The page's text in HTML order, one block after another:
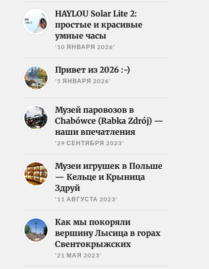
HAYLOU Solar Lite 2:
простые и красивые
умные часы
'10 ЯНВАРЯ 2026'
Привет из 2026 :-)
'5 ЯНВАРЯ 2026'
Музей паровозов в
Chabówce (Rabka Zdrój) —
наши впечатления
'29 СЕНТЯБРЯ 2023'
Музеи игрушек в Польше
— Кельце и Крыница
Здруй
'11 АВГУСТА 2023'
Как мы покоряли
вершину Лысица в горах
Свентокрыжских
'21 МАЯ 2023'